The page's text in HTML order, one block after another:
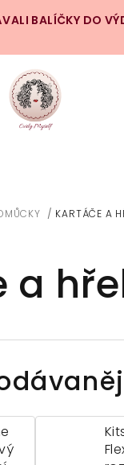
BALÍČKY DO
/ KARTÁČE A
a